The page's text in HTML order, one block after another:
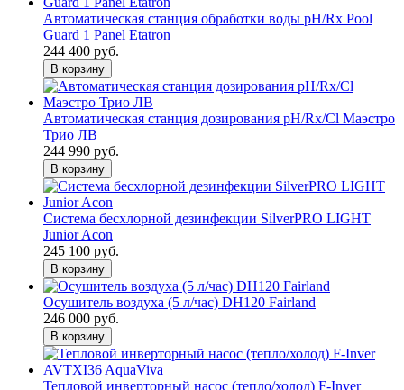
Автоматическая станция обработки воды pH/Rx Pool
Guard 1 Panel Etatron
244 400 руб.
В корзину
Автоматическая станция дозирования рН/Rx/Cl Маэстро
Трио ЛВ
244 990 руб.
В корзину
Система бесхлорной дезинфекции SilverPRO LIGHT
Junior Acon
245 100 руб.
В корзину
Осушитель воздуха (5 л/час) DH120 Fairland
246 000 руб.
В корзину
Тепловой инверторный насос (тепло/холод) F-Inver